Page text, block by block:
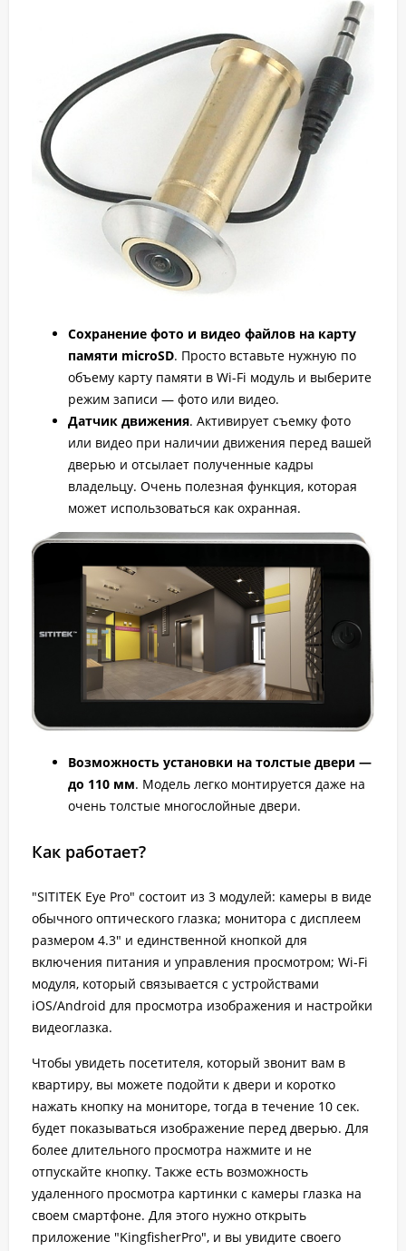
Сохранение фото и видео файлов на карту
памяти microSD. Просто вставьте нужную по
объему карту памяти в Wi-Fi модуль и выберите
режим записи — фото или видео.
Датчик движения. Активирует съемку фото
или видео при наличии движения перед вашей
дверью и отсылает полученные кадры
владельцу. Очень полезная функция, которая
может использоваться как охранная.
Возможность установки на толстые двери —
до 110 мм. Модель легко монтируется даже на
очень толстые многослойные двери.
Как работает?
"SITITEK Eye Pro" состоит из 3 модулей: камеры в виде
обычного оптического глазка; монитора с дисплеем
размером 4.3" и единственной кнопкой для
включения питания и управления просмотром; Wi-Fi
модуля, который связывается с устройствами
iOS/Android для просмотра изображения и настройки
видеоглазка.
Чтобы увидеть посетителя, который звонит вам в
квартиру, вы можете подойти к двери и коротко
нажать кнопку на мониторе, тогда в течение 10 сек.
будет показываться изображение перед дверью. Для
более длительного просмотра нажмите и не
отпускайте кнопку. Также есть возможность
удаленного просмотра картинки с камеры глазка на
своем смартфоне. Для этого нужно открыть
приложение "KingfisherPro", и вы увидите своего